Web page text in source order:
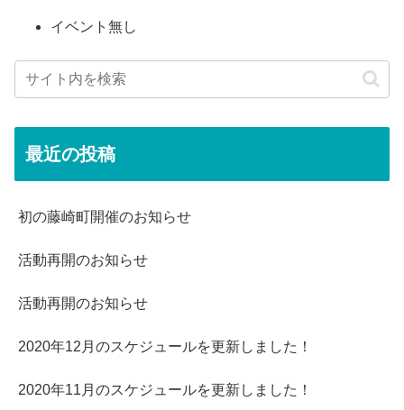
イベント無し
最近の投稿
初の藤崎町開催のお知らせ
活動再開のお知らせ
活動再開のお知らせ
2020年12月のスケジュールを更新しました！
2020年11月のスケジュールを更新しました！